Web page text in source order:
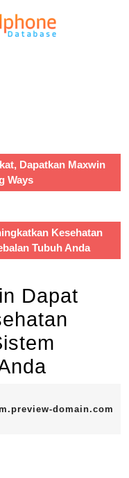
Dapatkan Maxwin
Ways
Kesehatan
Tubuh Anda
Dapat
domain.com